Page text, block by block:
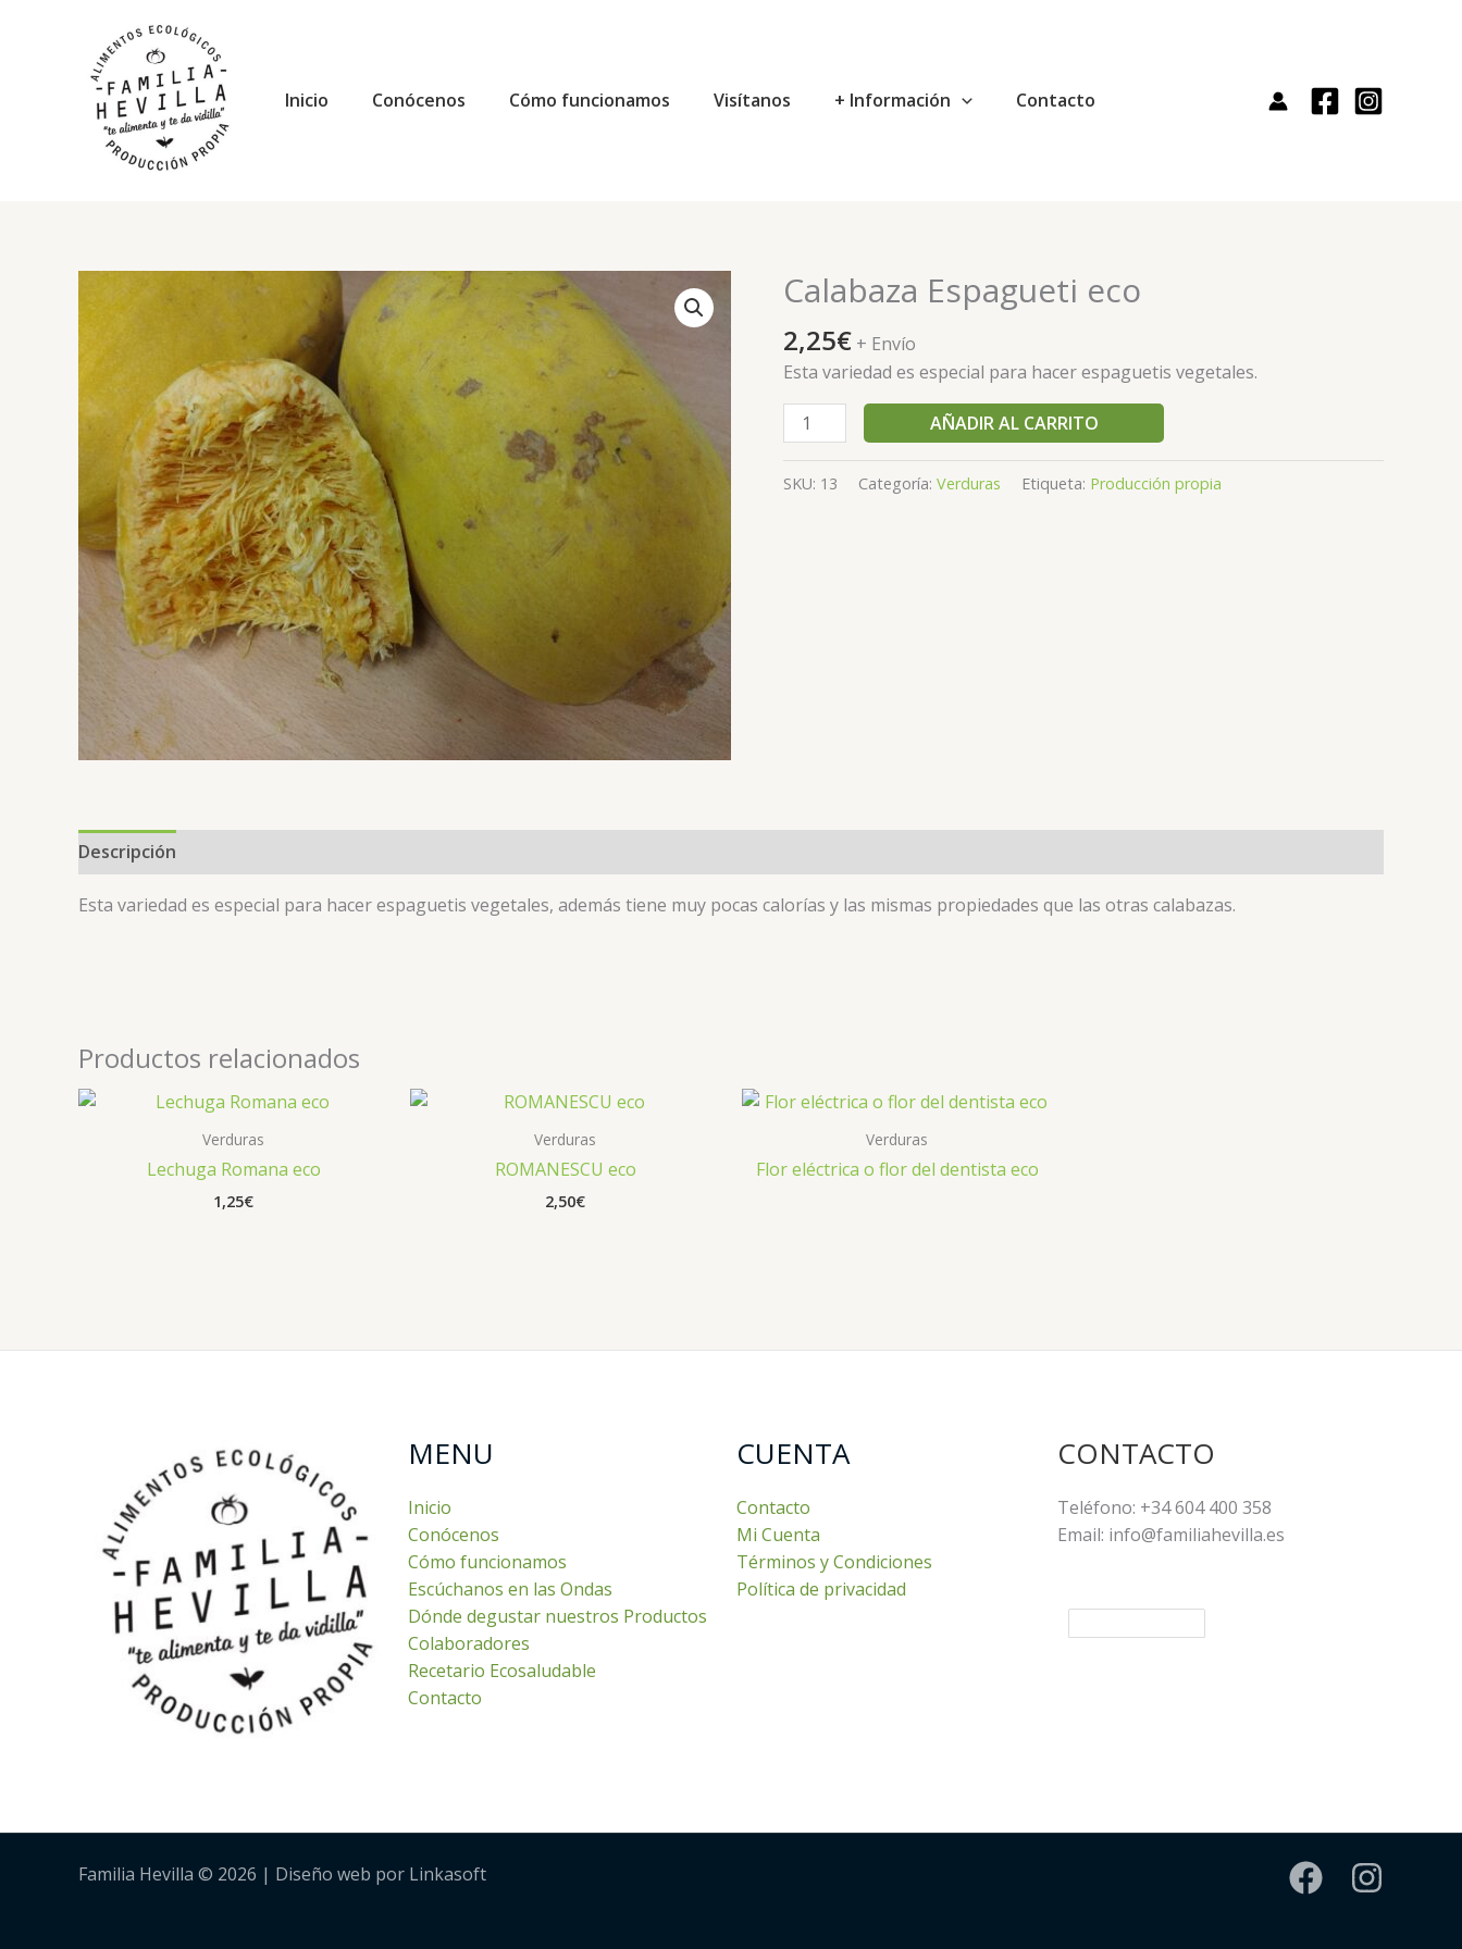
Inicio
Conócenos Cómo funcionamos Visítanos + Información Contacto
Calabaza Espagueti eco
2,25€ + Envío
Esta variedad es especial para hacer espaguetis vegetales.
Calabaza
Espagueti
eco
cantidad
AÑADIR AL CARRITO
SKU: 13 Categoría: Verduras Etiqueta: Producción propia
Descripción
Esta variedad es especial para hacer espaguetis vegetales, además tiene muy pocas calorías y las mismas propiedades que las otras calabazas.
Productos relacionados
Verduras
Lechuga Romana eco
1,25€
Verduras
ROMANESCU eco
2,50€
Verduras
Flor eléctrica o flor del dentista eco
MENU
Inicio
Conócenos
Cómo funcionamos
Escúchanos en las Ondas
Dónde degustar nuestros Productos
Colaboradores
Recetario Ecosaludable
Contacto
CUENTA
Contacto
Mi Cuenta
Términos y Condiciones
Política de privacidad
CONTACTO
Teléfono: +34 604 400 358
Email: info@familiahevilla.es
Familia Hevilla © 2026 | Diseño web por Linkasoft